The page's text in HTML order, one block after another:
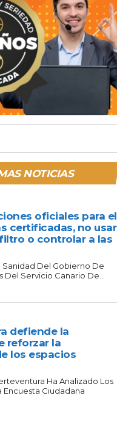
NOTICIAS
oficiales para el
certificadas, no usar
o controlar a las
Sanidad Del Gobierno De
Del Servicio Canario De...
defiende la
reforzar la
los espacios
Ha Analizado Los
Encuesta Ciudadana